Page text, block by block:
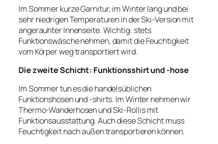
Im Sommer kurze Garnitur, im Winter lang und bei
sehr niedrigen Temperaturen in der Ski-Version mit
angerauhter Innenseite. Wichtig: stets
Funktionswäsche nehmen, damit die Feuchtigkeit
vom Körper weg transportiert wird.
Die zweite Schicht: Funktionsshirt und -hose
Im Sommer tun es die handelsüblichen
Funktionshosen und -shirts. Im Winter nehmen wir
Thermo-Wanderhosen und Ski-Rollis mit
Funktionsausstattung. Auch diese Schicht muss
Feuchtigkeit nach außen transportieren können.